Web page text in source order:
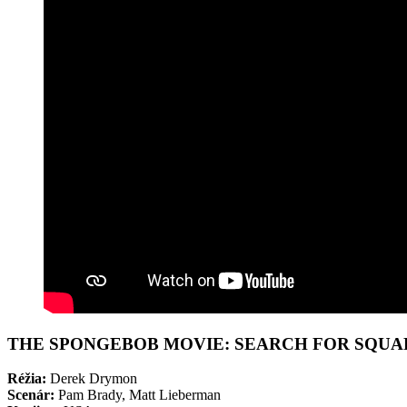
THE SPONGEBOB MOVIE: SEARCH FOR
Réžia: Derek Drymon
Scenár: Pam Brady, Matt Lieberman